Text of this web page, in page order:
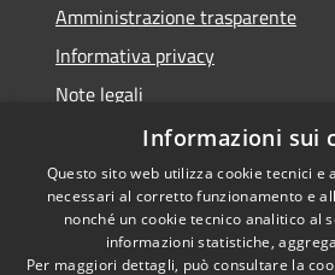
Amministrazione trasparente
Informativa privacy
Note legali
Dichiarazione di accessibilità
RSS
Informazioni sui
Questo sito web utilizza cookie tecnici
necessari al corretto funzionamento e
nonché un cookie tecnico analitico al
informazioni statistiche,
Per maggiori dettagli, può consultare la